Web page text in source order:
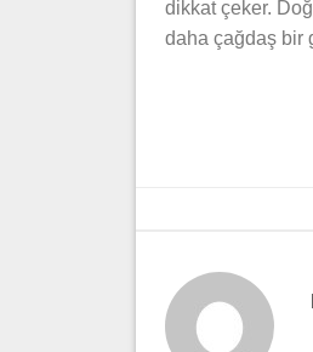
dikkat çeker.
daha çağdaş bir